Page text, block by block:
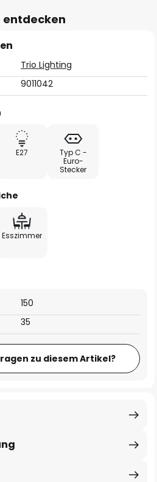
entdecken
Trio Lighting
9011042
E27
Typ C -
Euro-
Stecker
Esszimmer
150
35
zu diesem Artikel?